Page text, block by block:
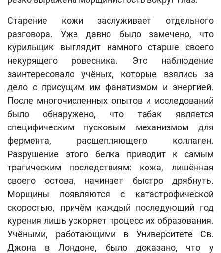
Старение кожи заслуживает отдельного
разговора. Уже давно было замечено, что
курильщик выглядит намного старше своего
некурящего ровесника. Это наблюдение
заинтересовало учёных, которые взялись за
дело с присущим им фанатизмом и энергией.
После многочисленных опытов и исследований
было обнаружено, что табак является
специфическим пусковым механизмом для
фермента, расщепляющего коллаген.
Разрушение этого белка приводит к самым
трагическим последствиям: кожа, лишённая
своего остова, начинает быстро дрябнуть.
Морщины появляются с катастрофической
скоростью, причём каждый последующий год
курения лишь ускоряет процесс их образования.
Учёными, работающими в Университете Св.
Джона в Лондоне, было доказано, что у